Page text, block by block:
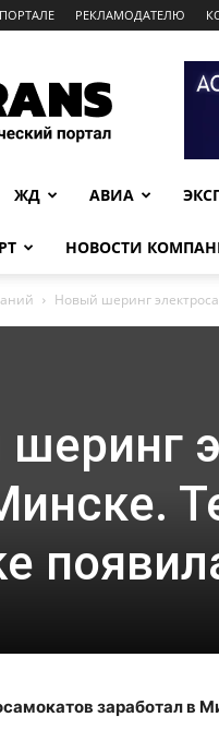
РЕКЛАМОДАТЕЛЮ
ЖД АВИА
НОВОСТИ
Новый шеринг
заработал в